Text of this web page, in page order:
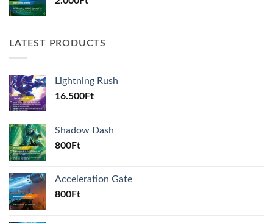
LATEST PRODUCTS
Lightning Rush
16.500Ft
Shadow Dash
800Ft
Acceleration Gate
800Ft